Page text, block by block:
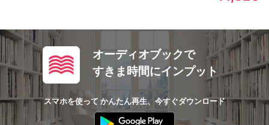
オーディオブックで
すきま時間にインプット
スマホを使って かんたん再生、今すぐダウンロード